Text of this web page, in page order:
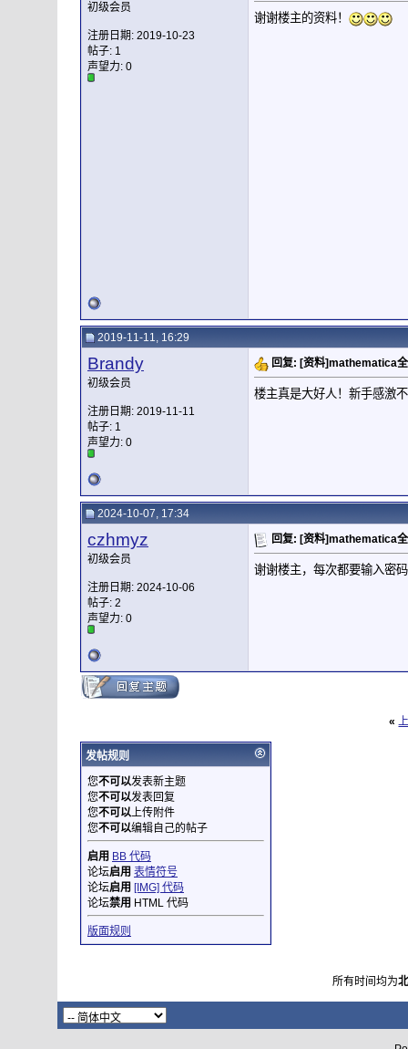
初级会员
注册日期: 2019-10-23
帖子: 1
声望力: 0
谢谢楼主的资料！
2019-11-11, 16:29
Brandy
初级会员
注册日期: 2019-11-11
帖子: 1
声望力: 0
回复: [资料]mathematica
楼主真是大好人！新手感激
2024-10-07, 17:34
czhmyz
初级会员
注册日期: 2024-10-06
帖子: 2
声望力: 0
回复: [资料]mathematica
谢谢楼主，每次都要输入密
«
发帖规则
您不可以发表新主题
您不可以发表回复
您不可以上传附件
您不可以编辑自己的帖子
启用 BB 代码
论坛启用 表情符号
论坛启用 [IMG] 代码
论坛禁用 HTML 代码
版面规则
所有时间均为